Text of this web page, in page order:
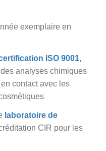
exemplaire en
ISO 9001,
analyses chimiques
contact avec les
laboratoire de
CIR pour les